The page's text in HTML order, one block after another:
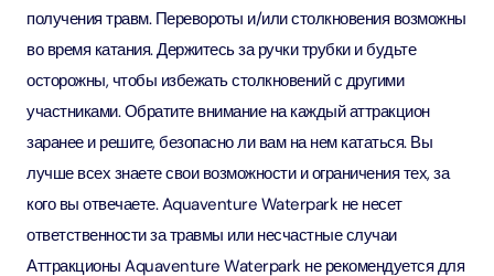
получения травм. Перевороты и/или столкновения возможны
во время катания. Держитесь за ручки трубки и будьте
осторожны, чтобы избежать столкновений с другими
участниками. Обратите внимание на каждый аттракцион
заранее и решите, безопасно ли вам на нем кататься. Вы
лучше всех знаете свои возможности и ограничения тех, за
кого вы отвечаете. Aquaventure Waterpark не несет
ответственности за травмы или несчастные случаи
Аттракционы Aquaventure Waterpark не рекомендуется для